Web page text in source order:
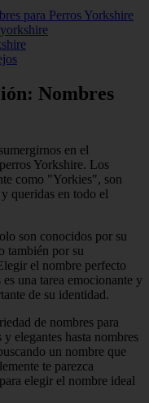
para Perros Yorkshire
Nombres
en el
Yorkshire. Los
como "Yorkies", son
queridas en todo el
son conocidos por su
también por su
el nombre perfecto
una tarea emocionante y
de su identidad.
de nombres para
elegantes hasta nombres
un nombre que
te parezca
elegir el nombre ideal